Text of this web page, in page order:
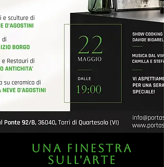
Una finestra
sull'arte